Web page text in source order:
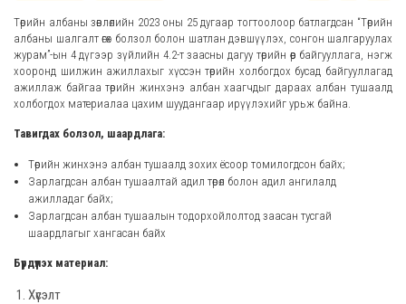
Төрийн албаны зөвлөлийн 2023 оны 25 дугаар тогтоолоор батлагдсан “Төрийн
албаны шалгалт өгөх болзол болон шатлан дэвшүүлэх, сонгон шалгаруулах
журам”-ын 4 дүгээр зүйлийн 4.2-т заасны дагуу төрийн өөр байгууллага, нэгж
хооронд шилжин ажиллахыг хүссэн төрийн холбогдох бусад байгууллагад
ажиллаж байгаа төрийн жинхэнэ албан хаагчдыг дараах албан тушаалд
холбогдох материалаа цахим шуудангаар ирүүлэхийг урьж байна.
Тавигдах болзол, шаардлага:
Төрийн жинхэнэ албан тушаалд зохих ёсоор томилогдсон байх;
Зарлагдсан албан тушаалтай адил төрөл болон адил ангилалд
ажилладаг байх;
Зарлагдсан албан тушаалын тодорхойлолтод заасан тусгай
шаардлагыг хангасан байх
Бүрдүүлэх материал:
Хүсэлт